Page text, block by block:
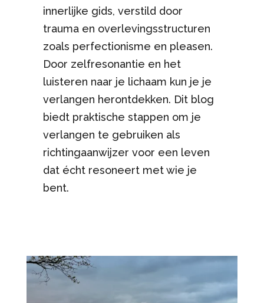
innerlijke gids, verstild door
trauma en overlevingsstructuren
zoals perfectionisme en pleasen.
Door zelfresonantie en het
luisteren naar je lichaam kun je je
verlangen herontdekken. Dit blog
biedt praktische stappen om je
verlangen te gebruiken als
richtingaanwijzer voor een leven
dat écht resoneert met wie je
bent.